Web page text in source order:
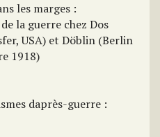
les marges :
la guerre chez Dos
USA) et Döblin (Berlin
1918)
daprès-guerre :